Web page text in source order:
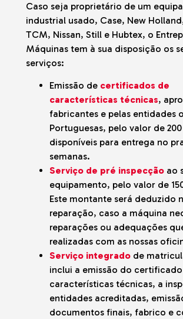
Caso seja proprietário de um
industrial usado, Case, New
TCM, Nissan, Still e Hubtex, o
Máquinas tem à sua disposição os
serviços:
Emissão de certificados de
características técnicas,
fabricantes e pelas entidades
Portuguesas, pelo valor de 200
disponíveis para entrega no
semanas.
Serviço de pré inspecção ao
equipamento, pelo valor de
Este montante será deduzido
reparação, caso a máquina
reparações ou adequações
realizadas com as nossas
Serviço integrado de
inclui a emissão do
características técnicas, a
entidades acreditadas,
documentos finais, fabrico e